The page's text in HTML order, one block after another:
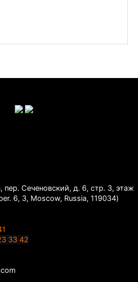
пер. Сеченовский, д. 6, стр. 3, этаж
6, 3, Moscow, Russia, 119034)
33 42